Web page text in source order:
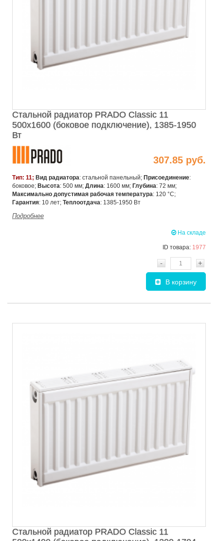
Стальной радиатор PRADO Classic 11
500х1600 (боковое подключение), 1385-1950
Вт
307.85 руб.
Тип: 11; Вид радиатора: стальной панельный; Присоединение:
боковое; Высота: 500 мм; Длина: 1600 мм; Глубина: 72 мм;
Максимально допустимая рабочая температура: 120 °C;
Гарантия: 10 лет; Теплоотдача: 1385-1950 Вт
Подробнее
На складе
ID товара: 1977
- +
В корзину
Стальной радиатор PRADO Classic 11